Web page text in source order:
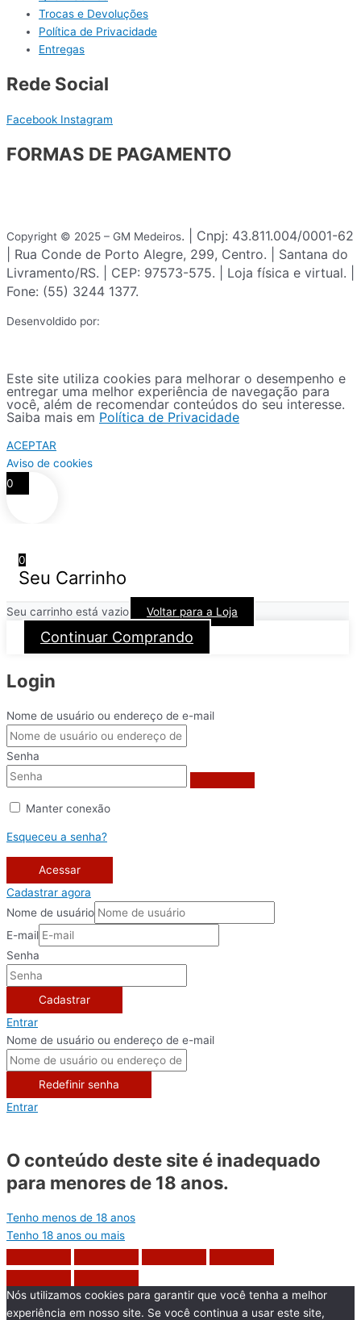
Trocas e Devoluções
Política de Privacidade
Entregas
Rede Social
Facebook Instagram
FORMAS DE PAGAMENTO
Copyright © 2025 – GM Medeiros. | Cnpj: 43.811.004/0001-62
| Rua Conde de Porto Alegre, 299, Centro. | Santana do
Livramento/RS. | CEP: 97573-575. | Loja física e virtual. |
Fone: (55) 3244 1377.
Desenvoldido por:
Este site utiliza cookies para melhorar o desempenho e
entregar uma melhor experiência de navegação para
você, além de recomendar conteúdos do seu interesse.
Saiba mais em Política de Privacidade
ACEPTAR
Aviso de cookies
0
0
Seu Carrinho
Seu carrinho está vazio Voltar para a Loja
Continuar Comprando
Login
Nome de usuário ou endereço de e-mail
Senha
Manter conexão
Esqueceu a senha?
Acessar
Cadastrar agora
Nome de usuário
E-mail
Senha
Cadastrar
Entrar
Nome de usuário ou endereço de e-mail
Redefinir senha
Entrar
O conteúdo deste site é inadequado
para menores de 18 anos.
Tenho menos de 18 anos
Tenho 18 anos ou mais
Nós utilizamos cookies para garantir que você tenha a melhor
experiência em nosso site. Se você continua a usar este site,